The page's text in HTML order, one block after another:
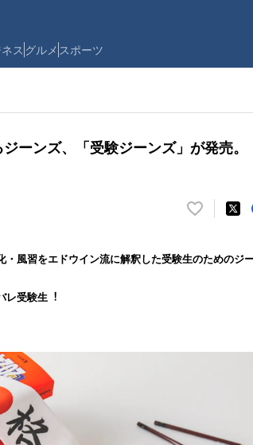
ス グルメ スポーツ
ーンズ、「受験ジーンズ」が発売。
い
！
込
・風習をエドウイン流に解釈した受験生のためのジ
レ受験生︕